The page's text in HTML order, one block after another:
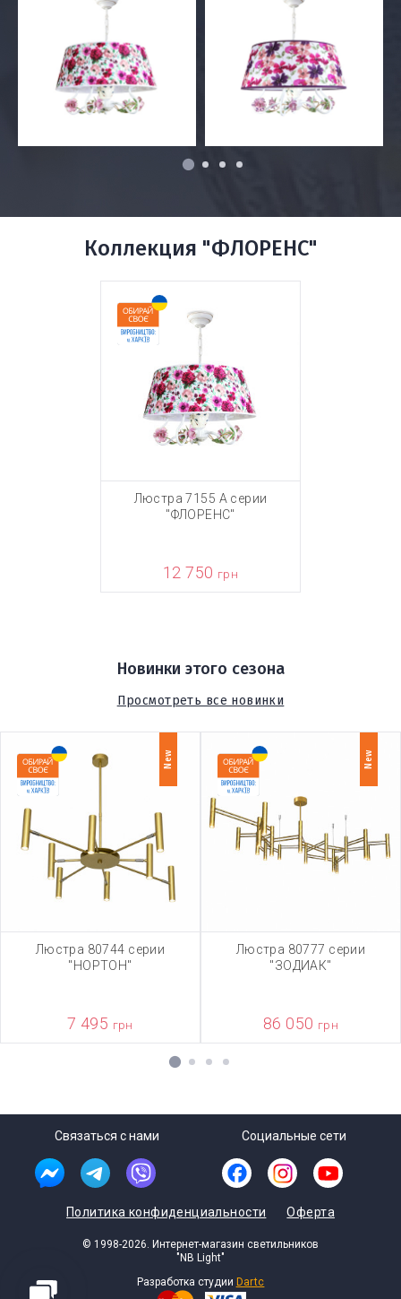
1 2 3 4
Коллекция "ФЛОРЕНС"
Люстра 7155 А серии
"ФЛОРЕНС"
12 750 грн
Новинки этого сезона
Просмотреть все новинки
New
Люстра 80744 серии
"НОРТОН"
7 495 грн
New
Люстра 80777 серии
"ЗОДИАК"
86 050 грн
1 2 3 4
Связаться с нами Социальные сети
Политика конфиденциальности Оферта
© 1998-2026. Интернет-магазин светильников
"NB Light"
Разработка студии Dartc